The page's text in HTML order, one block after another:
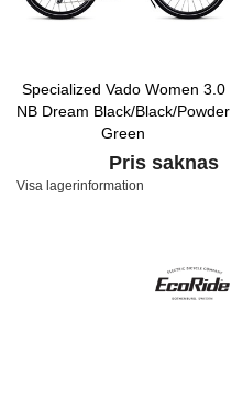
Specialized Vado Women 3.0
NB Dream Black/Black/Powder
Green
Pris saknas
Visa lagerinformation